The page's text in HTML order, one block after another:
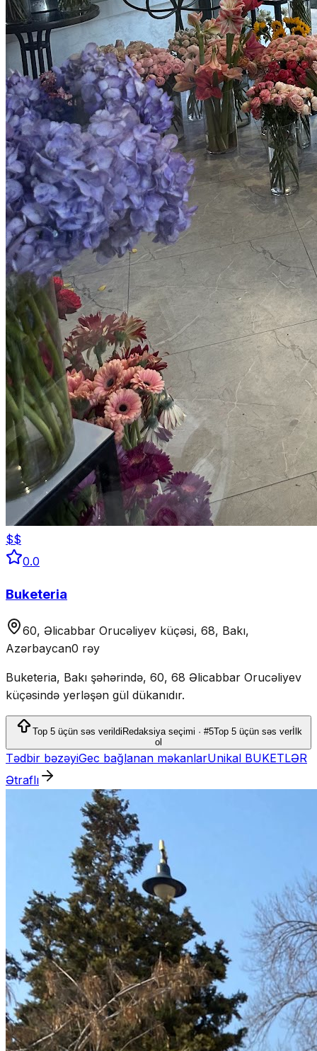
$$
0.0
Buketeria
60, Əlicabbar Orucəliyev küçəsi, 68, Bakı,
Azərbaycan0 rəy
Buketeria, Bakı şəhərində, 60, 68 Əlicabbar Orucəliyev
küçəsində yerləşən gül dükanıdır.
Top 5 üçün səs verildiRedaksiya seçimi · #5Top 5 üçün səs verİlk
ol
Tədbir bəzəyiGec bağlanan məkanlarUnikal BUKETLƏR
Ətraflı